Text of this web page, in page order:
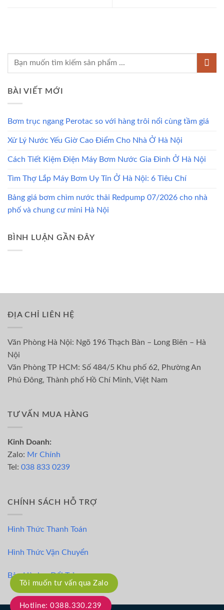
BÀI VIẾT MỚI
Bơm trục ngang Perotac so với hàng trôi nổi cùng tầm giá
Xử Lý Nước Yếu Giờ Cao Điểm Cho Nhà Ở Hà Nội
Cách Tiết Kiệm Điện Máy Bơm Nước Gia Đình Ở Hà Nội
Tìm Thợ Lắp Máy Bơm Uy Tín Ở Hà Nội: 6 Tiêu Chí
Bảng giá bơm chìm nước thải Redpump 07/2026 cho nhà
phố và chung cư mini Hà Nội
BÌNH LUẬN GẦN ĐÂY
ĐỊA CHỈ LIÊN HỆ
Văn Phòng Hà Nội: Ngõ 196 Thạch Bàn – Long Biên – Hà
Nội
Văn Phòng TP HCM: Số 484/5 Khu phố 62, Phường An
Phú Đông, Thành phố Hồ Chí Minh, Việt Nam
TƯ VẤN MUA HÀNG
Kinh Doanh:
Zalo: Mr Chính
Tel: 038 833 0239
CHÍNH SÁCH HỖ TRỢ
Hình Thức Thanh Toán
Hình Thức Vận Chuyển
Bảo Hành – Đổi Trả
Tôi muốn tư vấn qua Zalo
Hotline: 0388.330.239